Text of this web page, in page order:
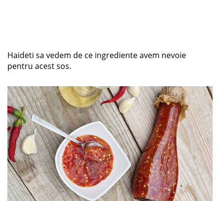
Haideti sa vedem de ce ingrediente avem nevoie
pentru acest sos.